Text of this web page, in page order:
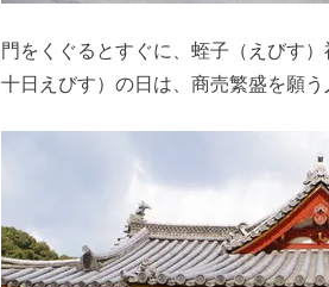
門をくぐるとすぐに、蛭子（えびす
十日えびす）の日は、商売繁盛を願う